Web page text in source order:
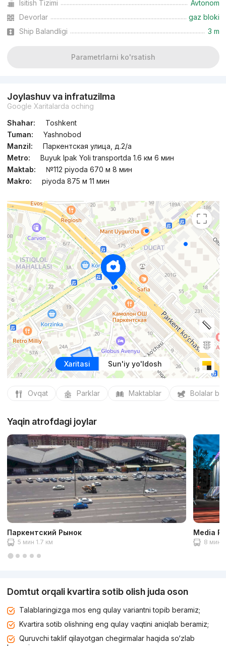
Isitish Tizimi
Avtonom
Devorlar
gaz bloki
Ship Balandligi
3 m
Parametrlarni ko'rsatish
Joylashuv va infratuzilma
Google Xaritalarda oching
Shahar:
Toshkent
Tuman:
Yashnobod
Manzil:
Паркентская улица, д.2/a
Metro:
Buyuk Ipak Yoli transportda 1.6 км 6 мин
Maktab:
№112 piyoda 670 м 8 мин
Makro:
piyoda 875 м 11 мин
Xaritasi Sun'iy yo'ldosh
Ovqat Parklar Maktablar Bolalar
Yaqin atrofdagi joylar
Паркентский Рынок
5 мин 1.7 км
Media
8 мин
Domtut orqali kvartira sotib olish juda oson
Talablaringizga mos eng qulay variantni topib beramiz;
Kvartira sotib olishning eng qulay vaqtini aniqlab beramiz;
Quruvchi taklif qilayotgan chegirmalar haqida so‘zlab